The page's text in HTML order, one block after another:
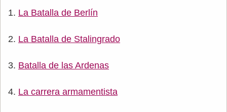
La Batalla de Berlín
La Batalla de Stalingrado
Batalla de las Ardenas
La carrera armamentista